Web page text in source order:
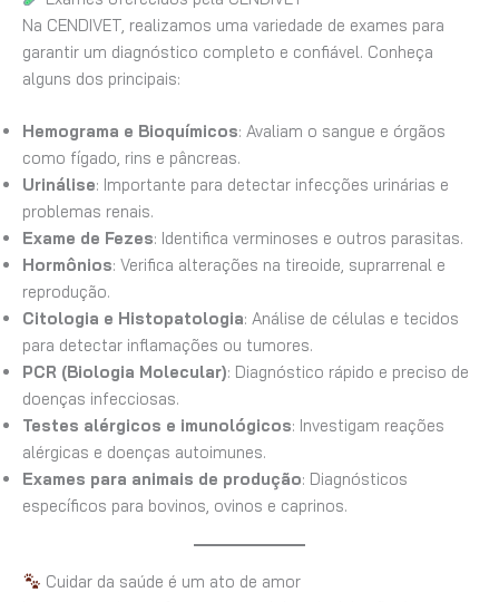
Na CENDIVET, realizamos uma variedade de exames para
garantir um diagnóstico completo e confiável. Conheça
alguns dos principais:
Hemograma e Bioquímicos: Avaliam o sangue e órgãos
como fígado, rins e pâncreas.
Urinálise: Importante para detectar infecções urinárias e
problemas renais.
Exame de Fezes: Identifica verminoses e outros parasitas.
Hormônios: Verifica alterações na tireoide, suprarrenal e
reprodução.
Citologia e Histopatologia: Análise de células e tecidos
para detectar inflamações ou tumores.
PCR (Biologia Molecular): Diagnóstico rápido e preciso de
doenças infecciosas.
Testes alérgicos e imunológicos: Investigam reações
alérgicas e doenças autoimunes.
Exames para animais de produção: Diagnósticos
específicos para bovinos, ovinos e caprinos.
Cuidar da saúde é um ato de amor